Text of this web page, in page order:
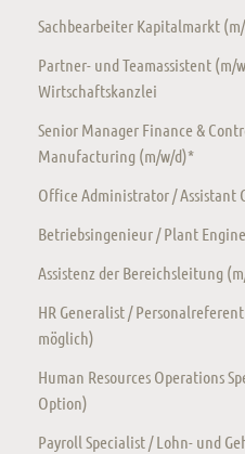
Sachbearbeiter Kapitalmarkt
Partner- und Teamassistent
Wirtschaftskanzlei
Senior Manager Finance &
Manufacturing (m/w/d)*
Office Administrator /
Betriebsingenieur / Plant
Assistenz der Bereichsleitung
HR Generalist /
möglich)
Human Resources Operations
Option)
Payroll Specialist / Lohn- und